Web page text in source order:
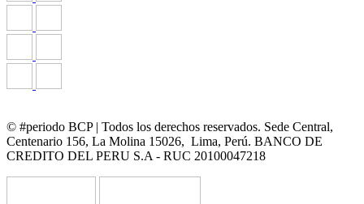
© #periodo BCP | Todos los derechos reservados. Sede Central,
Centenario 156, La Molina 15026, Lima, Perú. BANCO DE
CREDITO DEL PERU S.A - RUC 20100047218